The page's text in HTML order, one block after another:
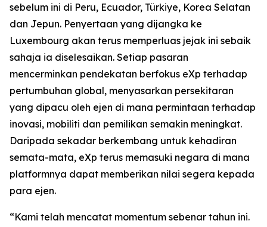
sebelum ini di Peru, Ecuador, Türkiye, Korea Selatan
dan Jepun. Penyertaan yang dijangka ke
Luxembourg akan terus memperluas jejak ini sebaik
sahaja ia diselesaikan. Setiap pasaran
mencerminkan pendekatan berfokus eXp terhadap
pertumbuhan global, menyasarkan persekitaran
yang dipacu oleh ejen di mana permintaan terhadap
inovasi, mobiliti dan pemilikan semakin meningkat.
Daripada sekadar berkembang untuk kehadiran
semata-mata, eXp terus memasuki negara di mana
platformnya dapat memberikan nilai segera kepada
para ejen.
“Kami telah mencatat momentum sebenar tahun ini.